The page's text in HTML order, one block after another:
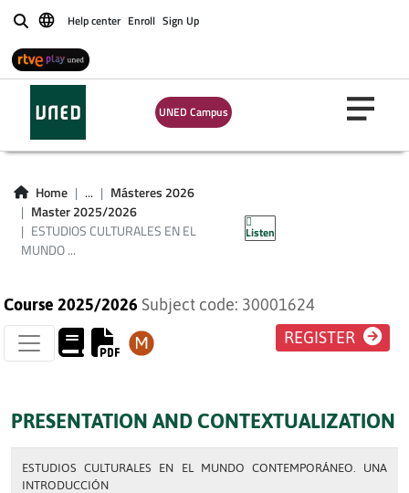
BuscarHelp center Enroll Sign Up
UNED Campus
Home ...
Másteres 2026
Master 2025/2026
ESTUDIOS CULTURALES EN EL
MUNDO ...
Listen
ESTUDIOS
CULTURALES EN EL
MUNDO
CONTEMPORÁNEO.
UNA INTRODUCCIÓN
Course 2025/2026 Subject code: 30001624
REGISTER
PRESENTATION AND CONTEXTUALIZATION
ESTUDIOS CULTURALES EN EL MUNDO CONTEMPORÁNEO. UNA
INTRODUCCIÓN